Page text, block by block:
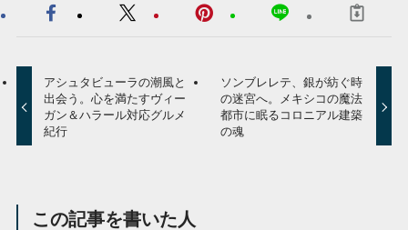
アシュタビューラの潮風と
出会う。心を満たすヴィー
ガン＆ハラール対応グルメ
紀行
ソンブレレテ、銀が紡ぐ時
の迷宮へ。メキシコの魔法
都市に眠るコロニアル建築
の魂
この記事を書いた人